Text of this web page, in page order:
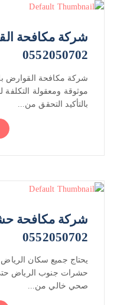
شركة مكافحة
0552050702
شركة مكافحة القوارض
موثوقة ومعقولة
بالتأكيد التحقق من...
شركة مكافحة
0552050702
يحتاج جميع سكان
حشرات جنوب الرياض
صحي خالي من...